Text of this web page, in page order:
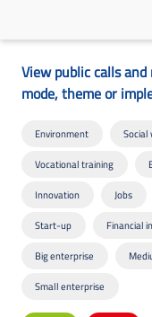
View public calls
mode, theme or
Environment Social
Vocational training
Innovation Jobs
Start-up Financial
Big enterprise
Small enterprise